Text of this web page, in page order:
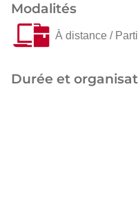
Modalités
À distance /
Durée et